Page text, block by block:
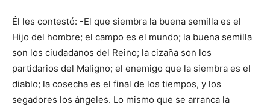
Él les contestó: -El que siembra la buena semilla es el
Hijo del hombre; el campo es el mundo; la buena semilla
son los ciudadanos del Reino; la cizaña son los
partidarios del Maligno; el enemigo que la siembra es el
diablo; la cosecha es el final de los tiempos, y los
segadores los ángeles. Lo mismo que se arranca la